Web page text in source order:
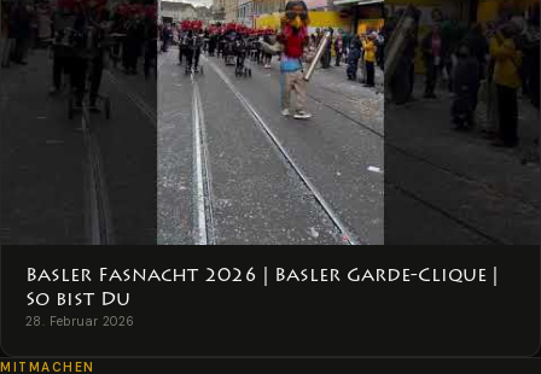
Basler Fasnacht 2026 | Basler Garde-Clique |
So bist Du
28. Februar 2026
MITMACHEN